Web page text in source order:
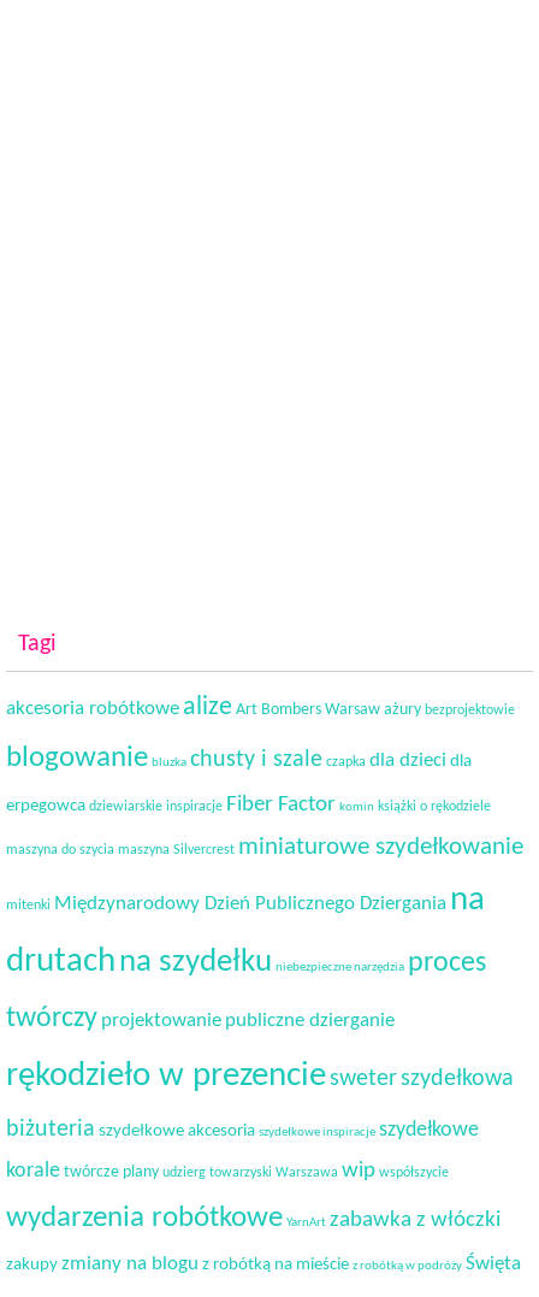
Tagi
akcesoria robótkowe alize Art Bombers Warsaw ażury bezprojektowie
blogowanie bluzka chusty i szale czapka dla dzieci dla
erpegowca dziewiarskie inspiracje Fiber Factor komin książki o rękodziele
maszyna do szycia maszyna Silvercrest miniaturowe szydełkowanie
mitenki Międzynarodowy Dzień Publicznego Dziergania na
drutachna szydełku niebezpieczne narzędzia proces
twórczy projektowanie publiczne dzierganie
rękodzieło w prezenciesweterszydełkowa
biżuteria szydełkowe akcesoria szydełkowe inspiracje szydełkowe
korale twórcze plany udzierg towarzyski Warszawa wip współszycie
wydarzenia robótkowe YarnArt zabawka z włóczki
zakupy zmiany na blogu z robótką na mieście z robótką w podróży Święta